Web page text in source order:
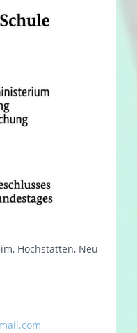
Hochstätten, Neu-